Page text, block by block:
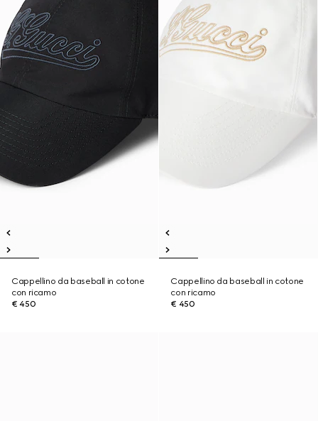
Cappellino da baseball in cotone
con ricamo
€ 450
Cappellino da baseball in cotone
con ricamo
€ 450